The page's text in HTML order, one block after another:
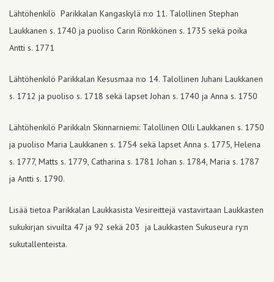
Lähtöhenkilö Parikkalan Kangaskylä n:o 11. Talollinen Stephan
Laukkanen s. 1740 ja puoliso Carin Rönkkönen s. 1735 sekä poika
Antti s. 1771
Lähtöhenkilö Parikkalan Kesusmaa n:o 14. Talollinen Juhani Laukkanen
s. 1712 ja puoliso s. 1718 sekä lapset Johan s. 1740 ja Anna s. 1750
Lähtöhenkilö Parikkaln Skinnarniemi: Talollinen Olli Laukkanen s. 1750
ja puoliso Maria Laukkanen s. 1754 sekä lapset Anna s. 1775, Helena
s. 1777, Matts s. 1779, Catharina s. 1781 Johan s. 1784, Maria s. 1787
ja Antti s. 1790.
Lisää tietoa Parikkalan Laukkasista Vesireittejä vastavirtaan Laukkasten
sukukirjan sivuilta 47 ja 92 sekä 203 ja Laukkasten Sukuseura ry:n
sukutallenteista.